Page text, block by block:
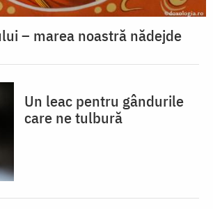
– marea noastră nădejde
Un leac pentru gândurile
care ne tulbură